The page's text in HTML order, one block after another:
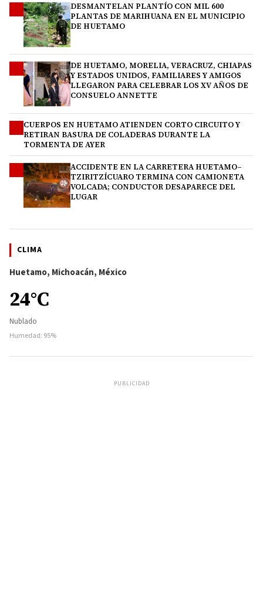
DESMANTELAN PLANTÍO CON MIL 600
PLANTAS DE MARIHUANA EN EL MUNICIPIO
DE HUETAMO
DE HUETAMO, MORELIA, VERACRUZ, CHIAPAS
Y ESTADOS UNIDOS, FAMILIARES Y AMIGOS
LLEGARON PARA CELEBRAR LOS XV AÑOS DE
CONSUELO ANNETTE
CUERPOS EN HUETAMO ATIENDEN CORTO CIRCUITO Y
RETIRAN BASURA DE COLADERAS DURANTE LA
TORMENTA DE AYER
ACCIDENTE EN LA CARRETERA HUETAMO–
TZIRITZÍCUARO TERMINA CON CAMIONETA
VOLCADA; CONDUCTOR DESAPARECE DEL
LUGAR
CLIMA
Huetamo, Michoacán, México
24°C
Nublado
Humedad: 95%
PUBLICIDAD